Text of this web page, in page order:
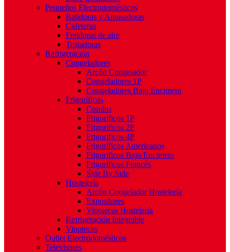
Pequeños Electrodomésticos
Batidoras y Amasadoras
Cafeteras
Freidoras de aire
Tostadoras
Refrigeración
Congeladores
Arcón Congelador
Congeladores 1P
Congeladores Bajo Encimera
Frigoríficos
Combis
Frigoríficos 1P
Frigoríficos 2P
Frigoríficos 4P
Frigoríficos Americanos
Frigoríficos Bajo Encimera
Frigoríficos Francés
Side By Side
Hostelería
Arcón Congelador Hostelería
Expositores
Vinotecas Hostelería
Refrigeración Integrable
Vinotecas
Outlet Electrodomésticos
Televisores